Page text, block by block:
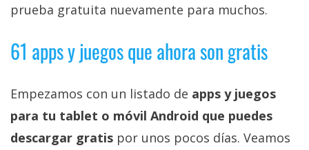
prueba gratuita nuevamente para muchos.
61 apps y juegos que ahora son gratis
Empezamos con un listado de apps y juegos
para tu tablet o móvil Android que puedes
descargar gratis por unos pocos días. Veamos